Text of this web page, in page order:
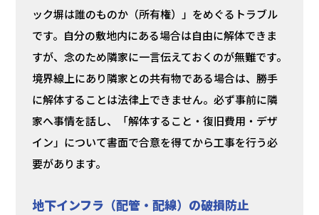
ック塀は誰のものか（所有権）」をめぐるトラブル
です。自分の敷地内にある場合は自由に解体できま
すが、念のため隣家に一言伝えておくのが無難です。
境界線上にあり隣家との共有物である場合は、勝手
に解体することは法律上できません。必ず事前に隣
家へ事情を話し、「解体すること・復旧費用・デザ
イン」について書面で合意を得てから工事を行う必
要があります。
地下インフラ（配管・配線）の破損防止